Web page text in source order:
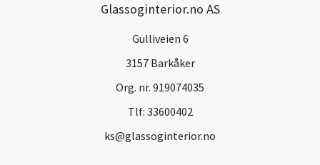
Glassoginterior.no AS
Gulliveien 6
3157 Barkåker
Org. nr. 919074035
Tlf: 33600402
ks@glassoginterior.no